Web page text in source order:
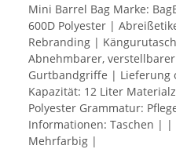
Mini Barrel Bag Marke:
600D Polyester |
Rebranding |
Abnehmbarer,
Gurtbandgriffe | Lieferung
Kapazität: 12 Liter
Polyester Grammatur:
Informationen: Taschen |
Mehrfarbig |